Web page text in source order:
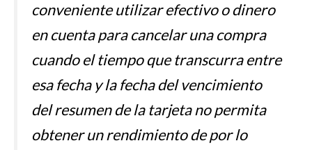
conveniente utilizar efectivo o dinero
en cuenta para cancelar una compra
cuando el tiempo que transcurra entre
esa fecha y la fecha del vencimiento
del resumen de la tarjeta no permita
obtener un rendimiento de por lo